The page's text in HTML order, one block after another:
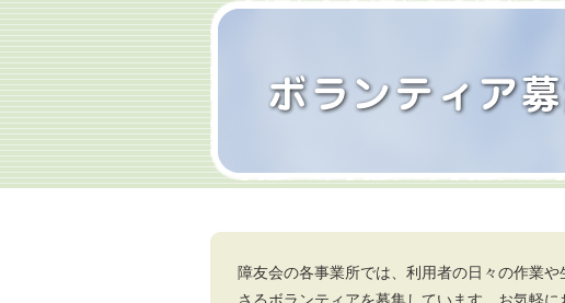
障友会の各事業所では、利用者の日々の作業